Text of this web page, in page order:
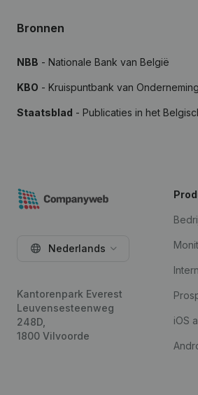
Bronnen
NBB - Nationale Bank van België
KBO - Kruispuntbank van
Staatsblad - Publicaties in het
Nederlands
Kantorenpark Everest
Leuvensesteenweg
248D,
1800 Vilvoorde
iOS